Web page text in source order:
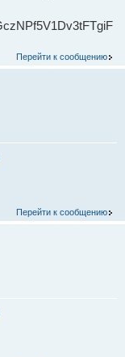
Перейти к сообщению
Перейти к сообщению